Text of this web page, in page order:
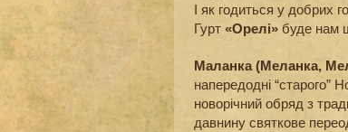
І як годиться у добрих
Гурт «Орелі» буде нам
Маланка (Меланка,
напередодні “старого”
новорічний обряд з
давнину святкове